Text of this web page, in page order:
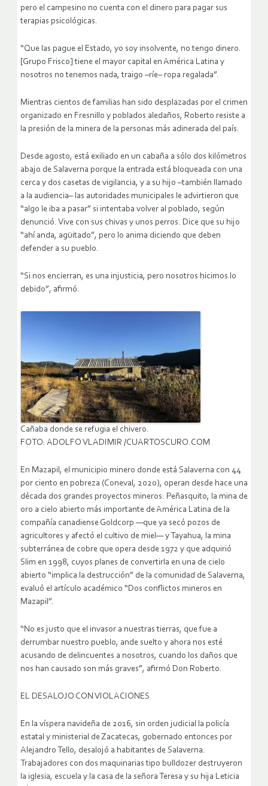
pero el campesino no cuenta con el dinero para pagar sus
terapias psicológicas.
“Que las pague el Estado, yo soy insolvente, no tengo dinero.
[Grupo Frisco] tiene el mayor capital en América Latina y
nosotros no tenemos nada, traigo –ríe– ropa regalada”.
Mientras cientos de familias han sido desplazadas por el crimen
organizado en Fresnillo y poblados aledaños, Roberto resiste a
la presión de la minera de la personas más adinerada del país.
Desde agosto, está exiliado en un cabaña a sólo dos kilómetros
abajo de Salaverna porque la entrada está bloqueada con una
cerca y dos casetas de vigilancia, y a su hijo –también llamado
a la audiencia– las autoridades municipales le advirtieron que
“algo le iba a pasar” si intentaba volver al poblado, según
denunció. Vive con sus chivas y unos perros. Dice que su hijo
“ahí anda, agüitado”, pero lo anima diciendo que deben
defender a su pueblo.
“Si nos encierran, es una injusticia, pero nosotros hicimos lo
debido”, afirmó.
Cañaba donde se refugia el chivero.
FOTO: ADOLFO VLADIMIR /CUARTOSCURO.COM
En Mazapil, el municipio minero donde está Salaverna con 44
por ciento en pobreza (Coneval, 2020), operan desde hace una
década dos grandes proyectos mineros: Peñasquito, la mina de
oro a cielo abierto más importante de América Latina de la
compañía canadiense Goldcorp —que ya secó pozos de
agricultores y afectó el cultivo de miel— y Tayahua, la mina
subterránea de cobre que opera desde 1972 y que adquirió
Slim en 1998, cuyos planes de convertirla en una de cielo
abierto “implica la destrucción” de la comunidad de Salaverna,
evaluó el artículo académico “Dos conflictos mineros en
Mazapil”.
“No es justo que el invasor a nuestras tierras, que fue a
derrumbar nuestro pueblo, ande suelto y ahora nos esté
acusando de delincuentes a nosotros, cuando los daños que
nos han causado son más graves”, afirmó Don Roberto.
EL DESALOJO CON VIOLACIONES
En la víspera navideña de 2016, sin orden judicial la policía
estatal y ministerial de Zacatecas, gobernado entonces por
Alejandro Tello, desalojó a habitantes de Salaverna.
Trabajadores con dos maquinarias tipo bulldozer destruyeron
la iglesia, escuela y la casa de la señora Teresa y su hija Leticia